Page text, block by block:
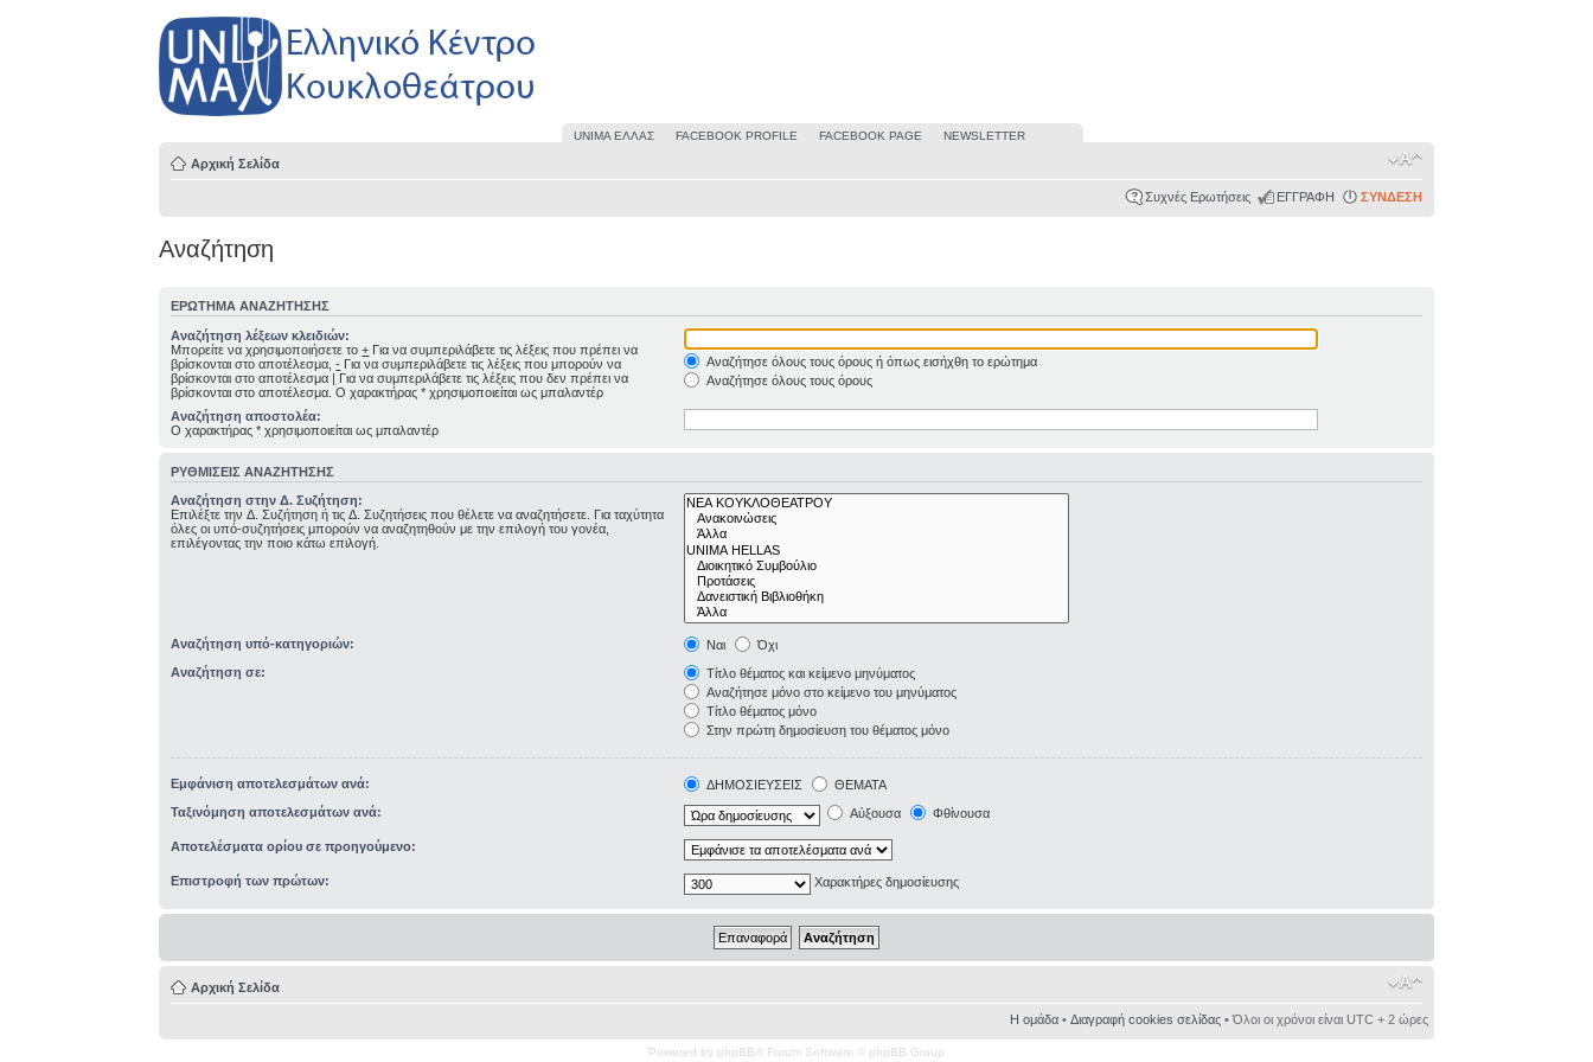
UΝΙΜΑ ΕΛΛΑΣ FACEBOOK PROFILE FACEBOOK PAGE NEWSLETTER
Αρχική Σελίδα
Συχνές Ερωτήσεις ΕΓΓΡΑΦΗ ΣΥΝΔΕΣΗ
Αναζήτηση
ΕΡΏΤΗΜΑ ΑΝΑΖΉΤΗΣΗΣ
Αναζήτηση λέξεων κλειδιών:
Μπορείτε να χρησιμοποιήσετε το+ Για να συμπεριλάβετε τις λέξεις που πρέπει να
βρίσκονται στο αποτέλεσμα,- Για να συμπεριλάβετε τις λέξεις που μπορούν να
βρίσκονται στο αποτέλεσμα | Για να συμπεριλάβετε τις λέξεις που δεν πρέπει να
βρίσκονται στο αποτέλεσμα. Ο χαρακτήρας * χρησιμοποιείται ως μπαλαντέρ
Αναζήτησε όλους τους όρους ή όπως εισήχθη το ερώτημα
Αναζήτησε όλους τους όρους
Αναζήτηση αποστολέα:
Ο χαρακτήρας * χρησιμοποιείται ως μπαλαντέρ
ΡΥΘΜΊΣΕΙΣ ΑΝΑΖΉΤΗΣΗΣ
Αναζήτηση στην Δ. Συζήτηση:
Επιλέξτε την Δ. Συζήτηση ή τις Δ. Συζητήσεις που θέλετε να αναζητήσετε. Για ταχύτητα
όλες οι υπό-συζητήσεις μπορούν να αναζητηθούν με την επιλογή του γονέα,
επιλέγοντας την ποιο κάτω επιλογή.
Αναζήτηση υπό-κατηγοριών: Ναι
Όχι
Αναζήτηση σε:
Τίτλο θέματος και κείμενο μηνύματος
Αναζήτησε μόνο στο κείμενο του μηνύματος
Τίτλο θέματος μόνο
Στην πρώτη δημοσίευση του θέματος μόνο
Εμφάνιση αποτελεσμάτων ανά: ΔΗΜΟΣΙΕΥΣΕΙΣ
ΘΕΜΑΤΑ
Ταξινόμηση αποτελεσμάτων ανά:
Αύξουσα Φθίνουσα
Αποτελέσματα ορίου σε προηγούμενο:
Επιστροφή των πρώτων: Χαρακτήρες δημοσίευσης
Αρχική Σελίδα
Η ομάδα• Διαγραφή cookies σελίδας• Όλοι οι χρόνοι είναι UTC + 2 ώρες
Powered by phpBB® Forum Software © phpBB Group